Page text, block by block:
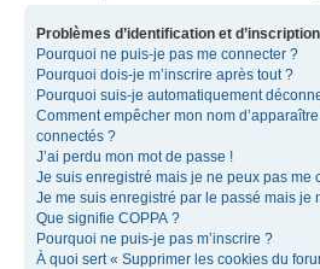
Problèmes d’identification et d’inscription
Pourquoi ne puis-je pas me connecter ?
Pourquoi dois-je m’inscrire après tout ?
Pourquoi suis-je automatiquement
Comment empêcher mon nom
connectés ?
J’ai perdu mon mot de passe !
Je suis enregistré mais je ne peux pas me
Je me suis enregistré par le passé mais je
Que signifie COPPA ?
Pourquoi ne puis-je pas m’inscrire ?
À quoi sert « Supprimer les cookies du